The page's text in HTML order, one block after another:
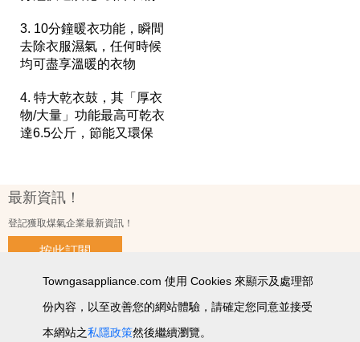
3. 10分鐘暖衣功能，瞬間
去除衣服濕氣，任何時候
均可盡享溫暖的衣物
4. 特大乾衣鼓，其「厚衣
物/大量」功能最高可乾衣
達6.5公斤，節能又環保
最新資訊！
登記獲取煤氣企業最新資訊！
按此訂閱
使用條款及細則 私隱政策聲明
個人資料收集聲明
Towngasappliance.com 使用 Cookies 來顯示及處理部
份內容，以至改善您的網站體驗，請確定您同意並接受
本網站之私隱政策然後繼續瀏覽。